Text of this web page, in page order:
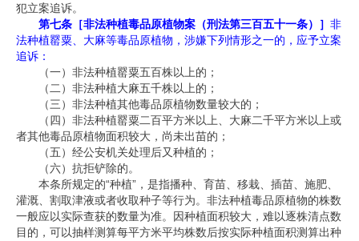
犯立案追诉。
第七条［非法种植毒品原植物案（刑法第三百五十一条）］ 非
法种植罂粟、大麻等毒品原植物，涉嫌下列情形之一的，应予立案
追诉：
（一）非法种植罂粟五百株以上的；
（二）非法种植大麻五千株以上的；
（三）非法种植其他毒品原植物数量较大的；
（四）非法种植罂粟二百平方米以上、大麻二千平方米以上或
者其他毒品原植物面积较大，尚未出苗的；
（五）经公安机关处理后又种植的；
（六）抗拒铲除的。
本条所规定的“种植” ，是指播种、育苗、移栽、插苗、施肥、
灌溉、割取津液或者收取种子等行为。非法种植毒品原植物的株数
一般应以实际查获的数量为准。因种植面积较大，难以逐株清点数
目的，可以抽样测算每平方米平均株数后按实际种植面积测算出种